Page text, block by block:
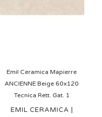
Emil Ceramica Mapierre
ANCIENNE Beige 60x120
Tecnica Rett. Gat. 1
EMIL CERAMICA |